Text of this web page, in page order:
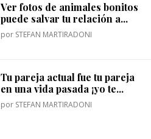
Ver fotos de animales bonitos
puede salvar tu relación a...
por STEFAN MARTIRADONI
Tu pareja actual fue tu pareja
en una vida pasada ¡yo te...
por STEFAN MARTIRADONI